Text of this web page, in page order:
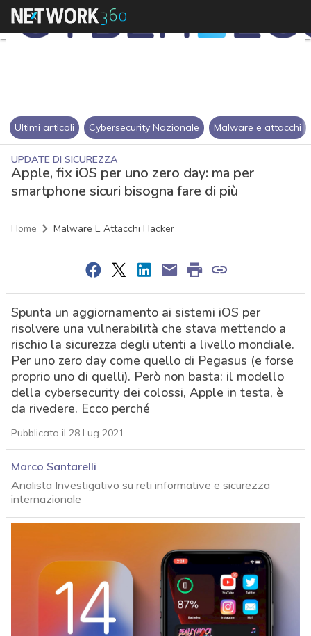
Ultimi articoli Cybersecurity Nazionale Malware e attacchi
UPDATE DI SICUREZZA
Apple, fix iOS per uno zero day: ma per
smartphone sicuri bisogna fare di più
Home Malware E Attacchi Hacker
Spunta un aggiornamento ai sistemi iOS per
risolvere una vulnerabilità che stava mettendo a
rischio la sicurezza degli utenti a livello mondiale.
Per uno zero day come quello di Pegasus (e forse
proprio uno di quelli). Però non basta: il modello
della cybersecurity dei colossi, Apple in testa, è
da rivedere. Ecco perché
Pubblicato il 28 Lug 2021
Marco Santarelli
Analista Investigativo su reti informative e sicurezza
internazionale